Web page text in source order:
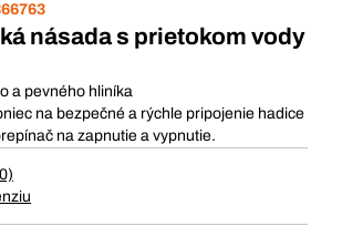
násada s prietokom vody
a pevného hliníka
na bezpečné a rýchle pripojenie hadice
na zapnutie a vypnutie.